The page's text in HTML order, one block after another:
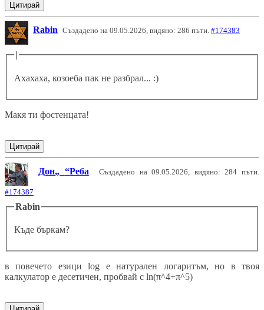
Цитирай
Rabin Създадено на 09.05.2026, видяно: 286 пъти. #174383
|
Ахахаха, козоеба пак не разбрал... :)
Макя ти фостенцата!
Цитирай
Дон Реба Създадено на 09.05.2026, видяно: 284 пъти.
#174387
Rabin
Къде бъркам?
в повечето езици log е натурален логаритъм, но в твоя
калкулатор е десетичен, пробвай с ln(π^4+π^5)